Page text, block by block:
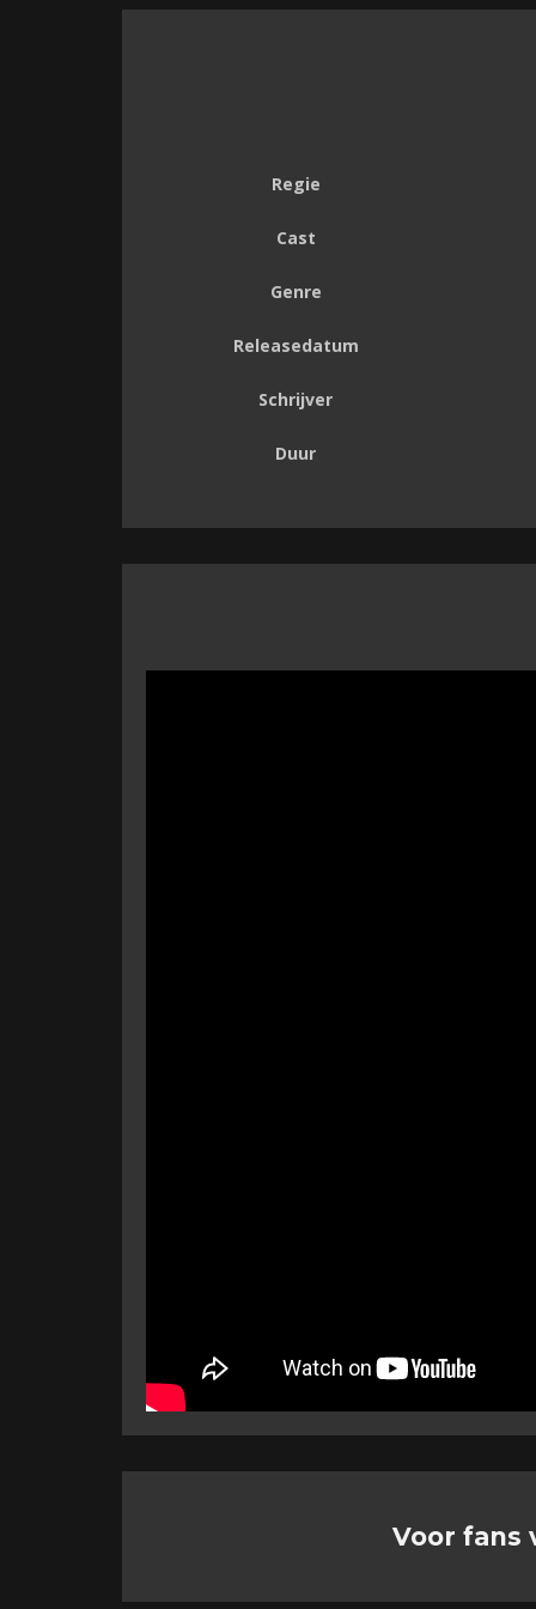
Regie
Cast
Genre
Releasedatum
Schrijver
Duur
Voor fans